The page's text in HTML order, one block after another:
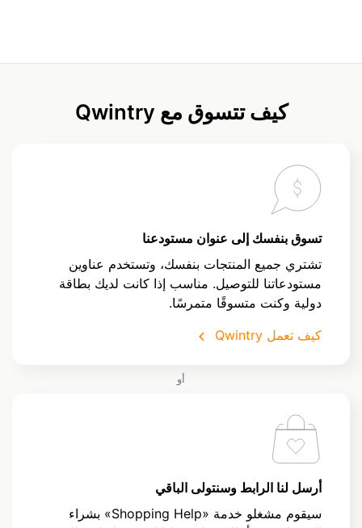
كيف تتسوق مع Qwintry
تسوق بنفسك إلى عنوان مستودعنا
تشتري جميع المنتجات بنفسك، وتستخدم عناوين
مستودعاتنا للتوصيل. مناسب إذا كانت لديك بطاقة
دولية وكنت متسوقًا متمرسًا.
كيف تعمل Qwintry
أو
أرسل لنا الرابط وسنتولى الباقي
سيقوم مشغلو خدمة «Shopping Help» بشراء